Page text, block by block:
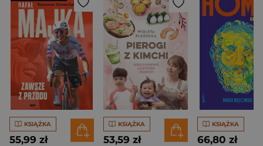
KSIĄŻKA
55,99 zł
KSIĄŻKA
53,59 zł
KSIĄŻKA
66,80 zł